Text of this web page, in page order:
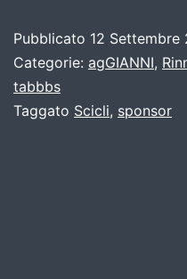
Pubblicato 12 Settembre
Categorie: agGIANNI,
tabbbs
Taggato Scicli, sponsor